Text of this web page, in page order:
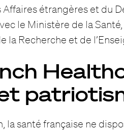
Affaires étrangères et du
le Ministère de la
la Recherche et de
la santé française ne